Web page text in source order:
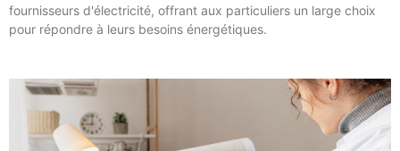
fournisseurs d'électricité, offrant aux particuliers un large choix
pour répondre à leurs besoins énergétiques.